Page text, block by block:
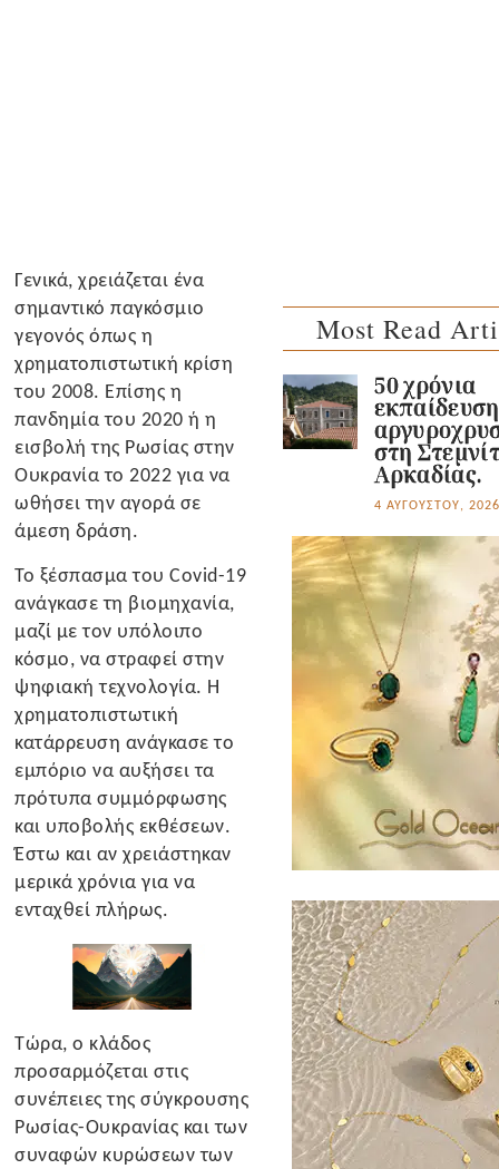
Γενικά, χρειάζεται ένα
σημαντικό παγκόσμιο
γεγονός όπως η
χρηματοπιστωτική κρίση
του 2008. Επίσης η
πανδημία του 2020 ή η
εισβολή της Ρωσίας στην
Ουκρανία το 2022 για να
ωθήσει την αγορά σε
άμεση δράση.
Το ξέσπασμα του Covid-19
ανάγκασε τη βιομηχανία,
μαζί με τον υπόλοιπο
κόσμο, να στραφεί στην
ψηφιακή τεχνολογία. Η
χρηματοπιστωτική
κατάρρευση ανάγκασε το
εμπόριο να αυξήσει τα
πρότυπα συμμόρφωσης
και υποβολής εκθέσεων.
Έστω και αν χρειάστηκαν
μερικά χρόνια για να
ενταχθεί πλήρως.
Τώρα, ο κλάδος
προσαρμόζεται στις
συνέπειες της σύγκρουσης
Ρωσίας-Ουκρανίας και των
συναφών κυρώσεων των
Most Read
50 χρόνια
εκπαίδευση
στη
Αρκαδίας.
4 ΑΥΓΟΎΣΤΟΥ, 2026